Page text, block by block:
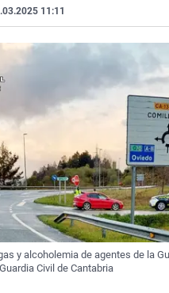
11:11
y alcoholemia de agentes de la
Civil de Cantabria